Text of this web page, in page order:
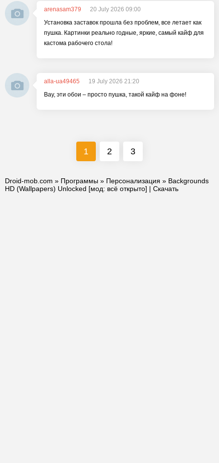
arenasam379
20 July 2026 09:00
Установка заставок прошла без проблем, все летает как
пушка. Картинки реально годные, яркие, самый кайф для
кастома рабочего стола!
alla-ua49465
19 July 2026 21:20
Вау, эти обои – просто пушка, такой кайф на фоне!
1 2 3
Droid-mob.com » Программы » Персонализация » Backgrounds
HD (Wallpapers) Unlocked [мод: всё открыто] | Скачать